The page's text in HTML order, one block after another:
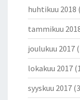
huhtikuu 2018
tammikuu
joulukuu 2017
lokakuu 2017
syyskuu 2017